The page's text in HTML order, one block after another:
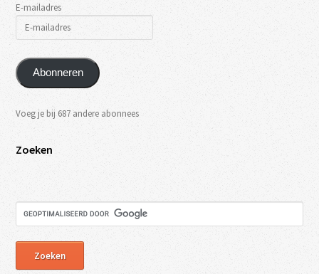
E-mailadres
Abonneren
Voeg je bij 687 andere abonnees
Zoeken